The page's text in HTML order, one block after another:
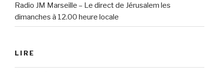
Radio JM Marseille – Le direct de Jérusalem les
dimanches à 12.00 heure locale
LIRE